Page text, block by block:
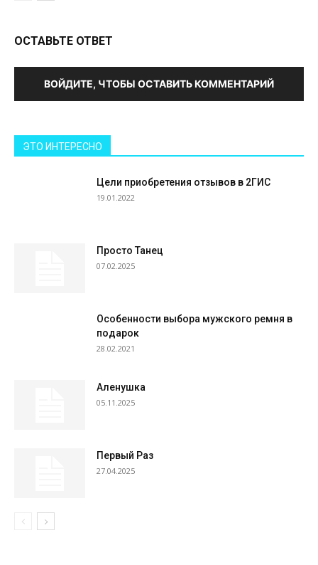
ОСТАВЬТЕ ОТВЕТ
ВОЙДИТЕ, ЧТОБЫ ОСТАВИТЬ КОММЕНТАРИЙ
ЭТО ИНТЕРЕСНО
Цели приобретения отзывов в 2ГИС
19.01.2022
Просто Танец
07.02.2025
Особенности выбора мужского ремня в
подарок
28.02.2021
Аленушка
05.11.2025
Первый Раз
27.04.2025